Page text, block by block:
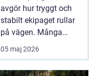
avgör hur tryggt och
stabilt ekipaget rullar
på vägen. Många
lägger stor omsorg p...
05 maj 2026